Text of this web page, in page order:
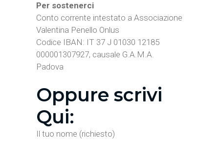
Per sostenerci
Conto corrente intestato a Associazione
Valentina Penello Onlus
Codice IBAN: IT 37 J 01030 12185
000001307927, causale G.A.M.A.
Padova
Oppure scrivi
Qui:
Il tuo nome (richiesto)